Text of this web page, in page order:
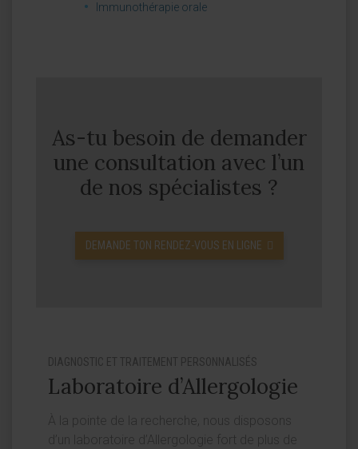
Immunothérapie orale
As-tu besoin de demander
une consultation avec l’un
de nos spécialistes ?
DEMANDE TON RENDEZ-VOUS EN LIGNE
DIAGNOSTIC ET TRAITEMENT PERSONNALISÉS
Laboratoire d’Allergologie
À la pointe de la recherche, nous disposons
d’un laboratoire d’Allergologie fort de plus de